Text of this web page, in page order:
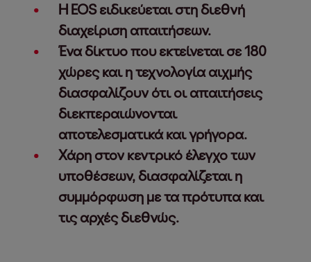
Η EOS ειδικεύεται στη διεθνή
διαχείριση απαιτήσεων.
Ένα δίκτυο που εκτείνεται σε 180
χώρες και η τεχνολογία αιχμής
διασφαλίζουν ότι οι απαιτήσεις
διεκπεραιώνονται
αποτελεσματικά και γρήγορα.
Χάρη στον κεντρικό έλεγχο των
υποθέσεων, διασφαλίζεται η
συμμόρφωση με τα πρότυπα και
τις αρχές διεθνώς.